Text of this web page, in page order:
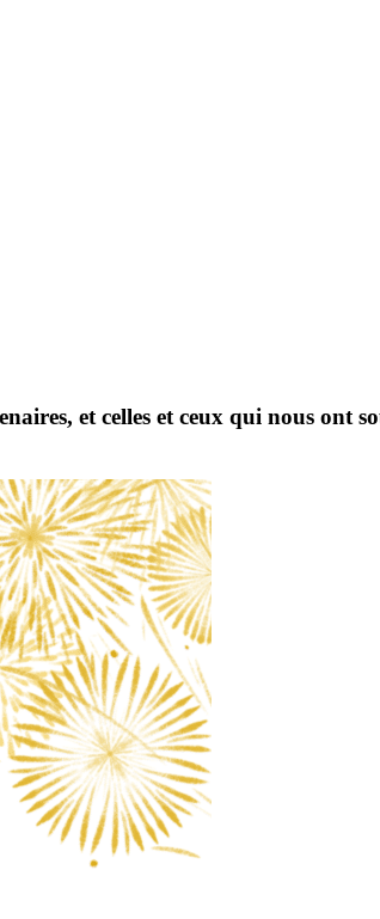
et celles et ceux qui nous ont